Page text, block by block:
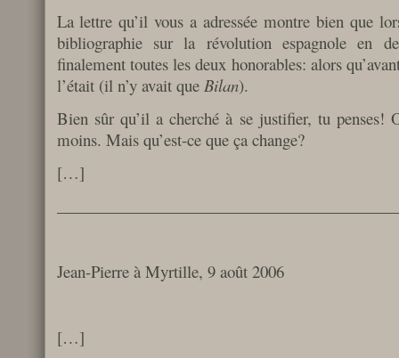
La lettre qu’il vous a adressée montre bien que
bibliographie sur la révolution espagnole en
finalement toutes les deux honorables: alors
l’était (il n’y avait que Bilan).
Bien sûr qu’il a cherché à se justifier, tu penses!
moins. Mais qu’est-ce que ça change?
[…]
Jean-Pierre à Myrtille, 9 août 2006
[…]